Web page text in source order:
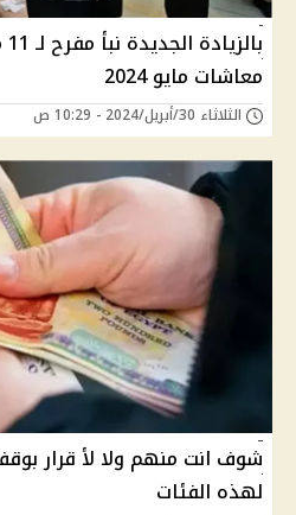
معاشات مايو 2024
الثلاثاء 30/أبريل/2024 - 10:29 ص
شوف انت منهم ولا لأ قرار
لهذه الفئات